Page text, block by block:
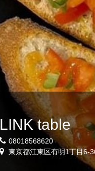
LINK table
08018568620
東京都江東区有明1丁目6-